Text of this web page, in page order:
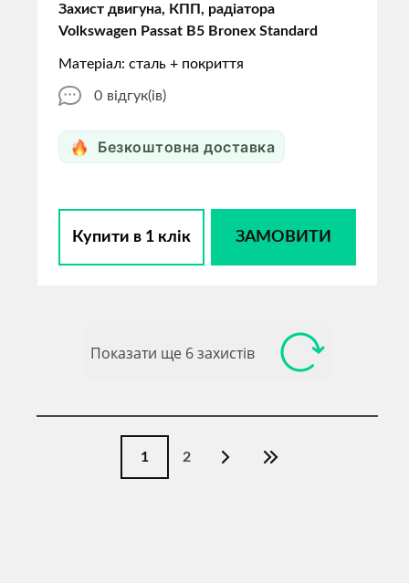
Захист двигуна, КПП, радіатора
Volkswagen Passat B5 Bronex Standard
Матеріал: сталь + покриття
0 відгук(ів)
Безкоштовна доставка
Купити в 1 клік ЗАМОВИТИ
Показати ще 6 захистів
1 2